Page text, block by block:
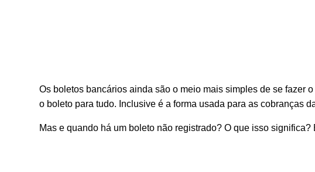
Os boletos bancários ainda são o meio mais simples de se fazer
o boleto para tudo. Inclusive é a forma usada para as cobranças
Mas e quando há um boleto não registrado? O que isso